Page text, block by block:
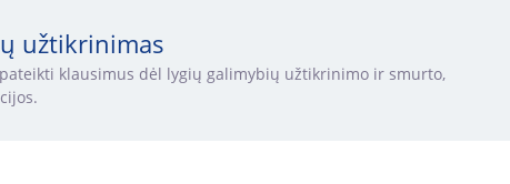
užtikrinimas
klausimus dėl lygių galimybių užtikrinimo ir smurto,